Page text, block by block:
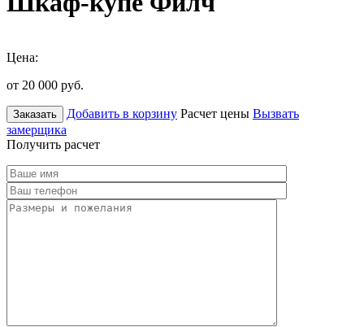
Цена:
от 20 000 руб.
Заказать Добавить в корзину Расчет цены Вызвать
замерщика
Получить расчет